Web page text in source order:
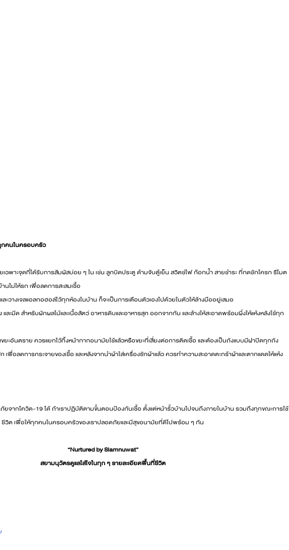
กคนในครอบครัว
เฉพาะจุดที่ได้รับการสัมผัสบ่อย ๆ ใน เช่น ลูกบิดประตู ด้ามจับตู้เย็น สวิตช์ไฟ ก๊อกน้ำ สายชำระ ที่กดชักโครก รีโมต
นไม่ให้รก เพื่อลดการสะสมเชื้อ
ะวางเจลแอลกอฮอล์ไว้ทุกห้องในบ้าน ก็จะเป็นการเตือนตัวเองไปด้วยในตัวให้ล้างมืออยู่เสมอ
และมีด สำหรับผักผลไม้และเนื้อสัตว์ อาหารดิบและอาหารสุก ออกจากกัน และล้างให้สะอาดพร้อมผึ่งให้แห้งหลังใช้ทุก
ขยะอันตราย ควรแยกไว้ทิ้งหน้ากากอนามัยใช้แล้วหรือขยะที่เสี่ยงต่อการติดเชื้อ และต้องเป็นถังแบบมีฝาปิดทุกถัง
พื่อลดการกระจายของเชื้อ และหลังจากนำผ้าใส่เครื่องซักผ้าแล้ว ควรทำความสะอาดตะกร้าผ้าและตากแดดให้แห้ง
ยจากโควิด-19 ได้ ถ้าเราปฏิบัติตามขั้นตอนป้องกันเชื้อ ตั้งแต่หน้ารั้วบ้านไปจนถึงภายในบ้าน รวมถึงทุกขณะการใช้
ชีวิต เพื่อให้ทุกคนในครอบครัวของเราปลอดภัยและมีสุขอนามัยที่ดีไปพร้อม ๆ กัน
“Nurtured by Siamnuwat”
สยามนุวัตรดูแลใส่ใจในทุก ๆ รายละเอียดพื้นที่ชีวิต